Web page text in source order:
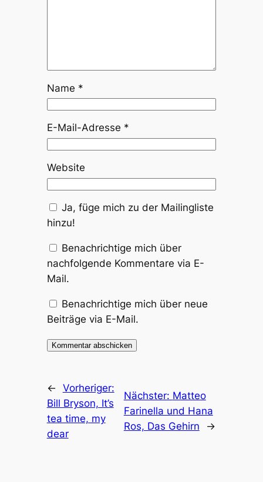
Name *
E-Mail-Adresse *
Website
Ja, füge mich zu der Mailingliste
hinzu!
Benachrichtige mich über
nachfolgende Kommentare via E-
Mail.
Benachrichtige mich über neue
Beiträge via E-Mail.
← Vorheriger:
Bill Bryson, It’s
tea time, my
dear
Nächster: Matteo
Farinella und Hana
Ros, Das Gehirn
→